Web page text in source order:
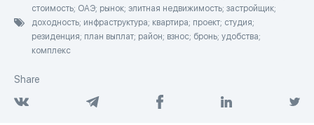
стоимость; ОАЭ; рынок; элитная недвижимость; застройщик;
доходность; инфраструктура; квартира; проект; студия;
резиденция; план выплат; район; взнос; бронь; удобства;
комплекс
Share